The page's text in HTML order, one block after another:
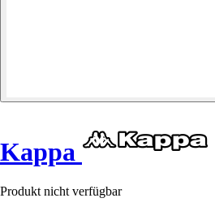
Kappa
Produkt nicht verfügbar